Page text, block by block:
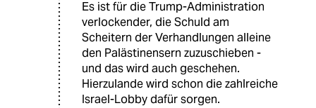
Es ist für die Trump-Administration
verlockender, die Schuld am
Scheitern der Verhandlungen alleine
den Palästinensern zuzuschieben -
und das wird auch geschehen.
Hierzulande wird schon die zahlreiche
Israel-Lobby dafür sorgen.